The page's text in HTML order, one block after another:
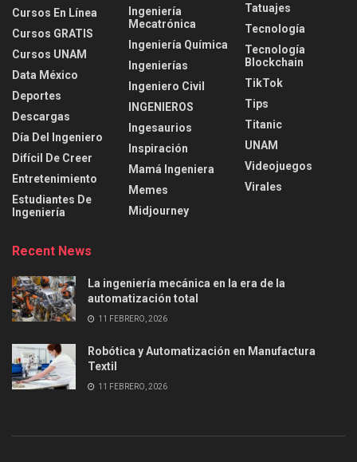
Cursos En Línea
Cursos GRATIS
Cursos UNAM
Data México
Deportes
Descargas
Día Del Ingeniero
Difícil De Creer
Entretenimiento
Estudiantes De
Ingeniería
Ingeniería
Mecatrónica
Ingeniería Química
Ingenierías
Ingeniero Civil
INGENIEROS
Ingesaurios
Inspiración
Mamá Ingeniera
Memes
Midjourney
Tatuajes
Tecnología
Tecnología
Blockchain
TikTok
Tips
Titanic
UNAM
Videojuegos
Virales
Recent News
La ingeniería mecánica en la era de la
automatización total
11 FEBRERO, 2026
Robótica y Automatización en Manufactura
Textil
11 FEBRERO, 2026